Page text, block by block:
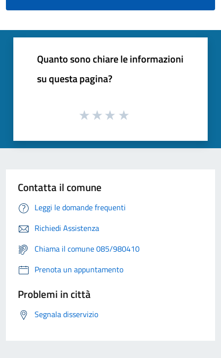
Quanto sono chiare le informazioni
su questa pagina?
Contatta il comune
Leggi le domande frequenti
Richiedi Assistenza
Chiama il comune 085/980410
Prenota un appuntamento
Problemi in città
Segnala disservizio